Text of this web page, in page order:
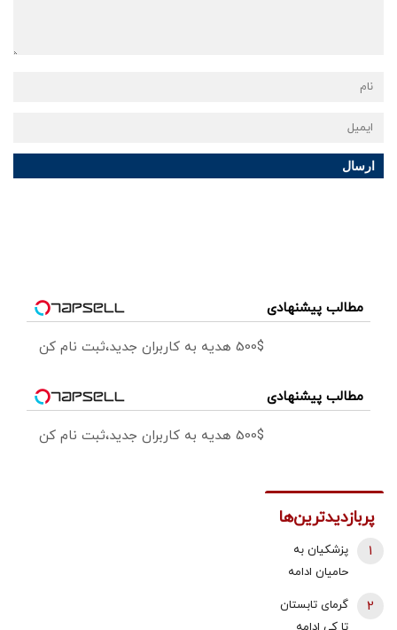
ارسال
مطالب پیشنهادی
500$ هدیه به کاربران جدید،ثبت نام کن
مطالب پیشنهادی
500$ هدیه به کاربران جدید،ثبت نام کن
پربازدیدترین‌ها
پزشکیان به
حامیان ادامه
همین‌جوری
1
گرمای تابستان
2